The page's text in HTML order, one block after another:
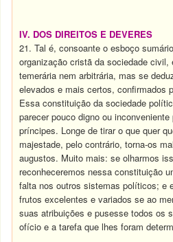
IV. DOS DIREITOS E DEVERES
21. Tal é, consoante o esboço
organização cristã da sociedade civil,
temerária nem arbitrária, mas se
elevados e mais certos, confirmados
Essa constituição da sociedade
parecer pouco digno ou
príncipes. Longe de tirar o que quer
majestade, pelo contrário, torna-os
augustos. Muito mais: se olharmos
reconheceremos nessa constituição
falta nos outros sistemas políticos; e
frutos excelentes e variados se ao
suas atribuições e pusesse todos os
ofício e a tarefa que lhes foram